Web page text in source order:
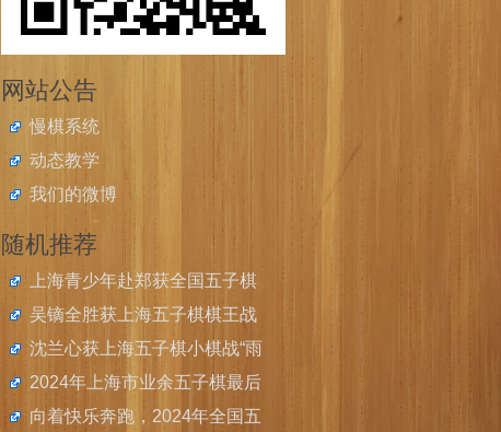
网站公告
慢棋系统
动态教学
我们的微博
随机推荐
上海青少年赴郑获全国五子棋
校际联赛总决赛2金3银2铜
吴镝全胜获上海五子棋棋王战
挑战者权
沈兰心获上海五子棋小棋战“雨
月战”优胜
2024年上海市业余五子棋最后
一场升段赛启动报名
向着快乐奔跑，2024年全国五